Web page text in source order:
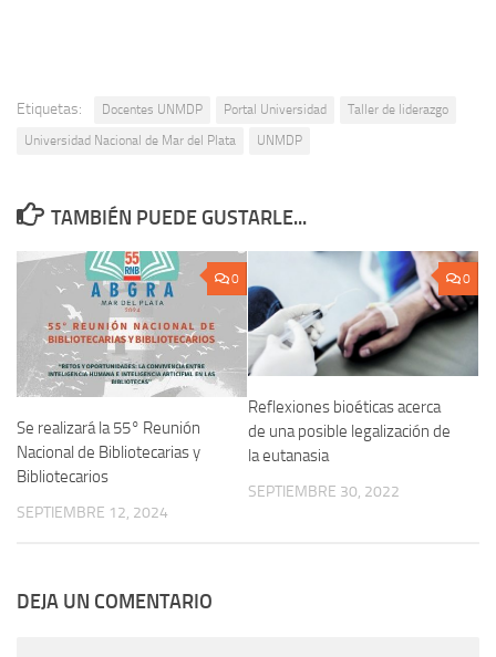
Etiquetas: Docentes UNMDP Portal Universidad
Taller de liderazgo
Universidad Nacional de Mar del Plata
UNMDP
TAMBIÉN PUEDE GUSTARLE...
0
Se realizará la 55° Reunión
Nacional de Bibliotecarias y
Bibliotecarios
SEPTIEMBRE 12, 2024
0
Reflexiones bioéticas acerca
de una posible legalización de
la eutanasia
SEPTIEMBRE 30, 2022
DEJA UN COMENTARIO